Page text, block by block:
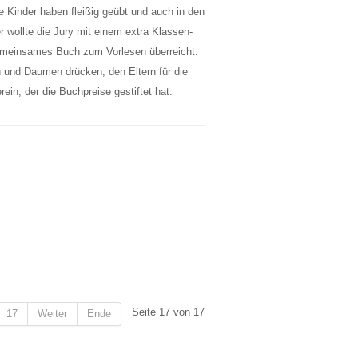
haben fleißig geübt und auch in den
wollte die Jury mit einem extra Klassen-
Buch zum Vorlesen überreicht.
Daumen drücken, den Eltern für die
der die Buchpreise gestiftet hat.
Seite 17 von 17
17 Weiter Ende